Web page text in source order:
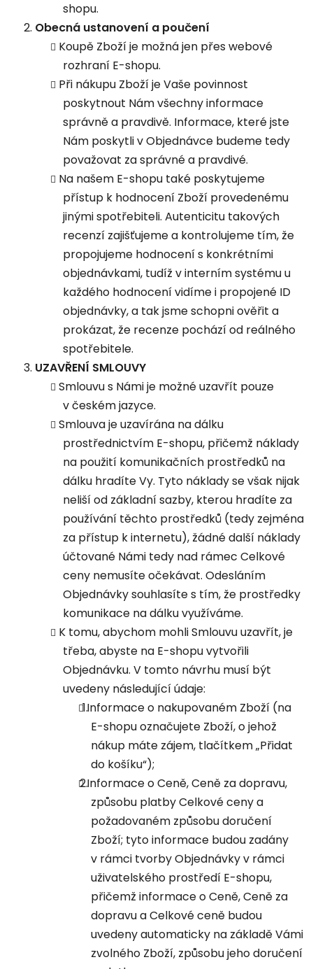
shopu.
Obecná ustanovení a poučení
Koupě Zboží je možná jen přes webové
rozhraní E-shopu.
Při nákupu Zboží je Vaše povinnost
poskytnout Nám všechny informace
správně a pravdivě. Informace, které jste
Nám poskytli v Objednávce budeme tedy
považovat za správné a pravdivé.
Na našem E-shopu také poskytujeme
přístup k hodnocení Zboží provedenému
jinými spotřebiteli. Autenticitu takových
recenzí zajišťujeme a kontrolujeme tím, že
propojujeme hodnocení s konkrétními
objednávkami, tudíž v interním systému u
každého hodnocení vidíme i propojené ID
objednávky, a tak jsme schopni ověřit a
prokázat, že recenze pochází od reálného
spotřebitele.
UZAVŘENÍ SMLOUVY
Smlouvu s Námi je možné uzavřít pouze
v českém jazyce.
Smlouva je uzavírána na dálku
prostřednictvím E-shopu, přičemž náklady
na použití komunikačních prostředků na
dálku hradíte Vy. Tyto náklady se však nijak
neliší od základní sazby, kterou hradíte za
používání těchto prostředků (tedy zejména
za přístup k internetu), žádné další náklady
účtované Námi tedy nad rámec Celkové
ceny nemusíte očekávat. Odesláním
Objednávky souhlasíte s tím, že prostředky
komunikace na dálku využíváme.
K tomu, abychom mohli Smlouvu uzavřít, je
třeba, abyste na E-shopu vytvořili
Objednávku. V tomto návrhu musí být
uvedeny následující údaje:
Informace o nakupovaném Zboží (na
E-shopu označujete Zboží, o jehož
nákup máte zájem, tlačítkem „Přidat
do košíku“);
Informace o Ceně, Ceně za dopravu,
způsobu platby Celkové ceny a
požadovaném způsobu doručení
Zboží; tyto informace budou zadány
v rámci tvorby Objednávky v rámci
uživatelského prostředí E-shopu,
přičemž informace o Ceně, Ceně za
dopravu a Celkové ceně budou
uvedeny automaticky na základě Vámi
zvolného Zboží, způsobu jeho doručení